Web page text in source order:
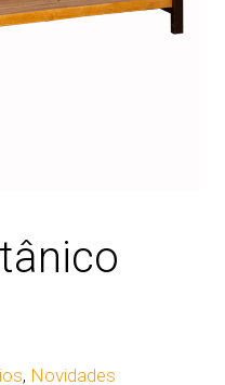
, Novidades